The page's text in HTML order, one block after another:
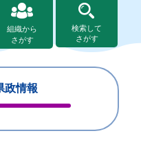
組織から
さがす
検索して
さがす
政情報